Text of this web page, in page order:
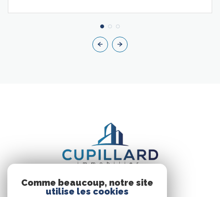
Comme beaucoup, notre site
utilise les cookies